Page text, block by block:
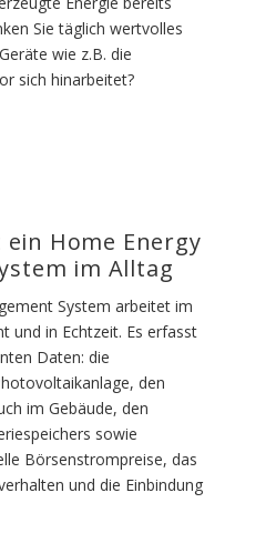
Sie täglich wertvolles
wie z.B. die
sich hinarbeitet?
Home Energy
im Alltag
System arbeitet im
und in Echtzeit. Es erfasst
Daten: die
den
im Gebäude, den
sowie
Börsenstrompreise, das
und die Einbindung